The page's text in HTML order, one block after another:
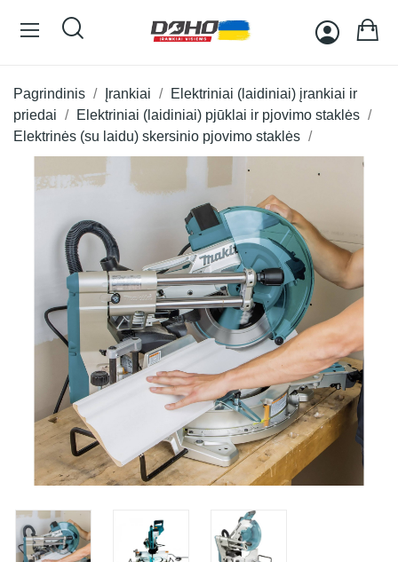
Pagrindinis Įrankiai
Elektriniai (laidiniai) įrankiai ir
priedai
Elektriniai (laidiniai) pjūklai ir pjovimo staklės
Elektrinės (su laidu) skersinio pjovimo staklės